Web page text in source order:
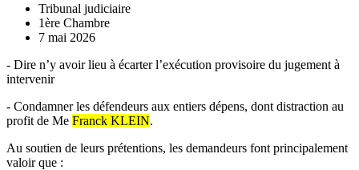
Tribunal judiciaire
1ère Chambre
7 mai 2026
- Dire n’y avoir lieu à écarter l’exécution provisoire du jugement à
intervenir
- Condamner les défendeurs aux entiers dépens, dont distraction au
profit de Me Franck KLEIN.
Au soutien de leurs prétentions, les demandeurs font principalement
valoir que :